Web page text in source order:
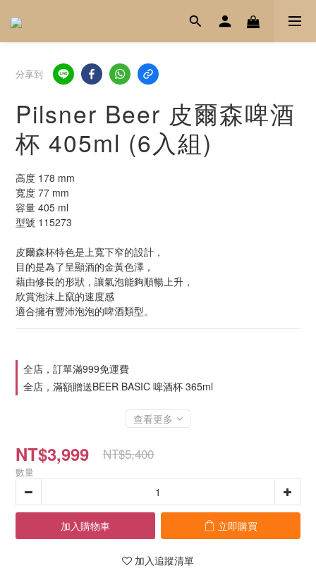
分享到
Pilsner Beer 皮爾森啤酒
杯 405ml (6入組)
高度 178 mm
寬度 77 mm
容量 405 ml
型號 115273
皮爾森杯特色是上寬下窄的設計，
目的是為了呈顯酒的金黃色澤，
藉由修長的形狀，讓氣泡能夠順暢上升，
欣賞泡沫上竄的速度感
適合擁有豐沛泡泡的啤酒類型。
全店，訂單滿999免運費
全店，滿額贈送BEER BASIC 啤酒杯 365ml
查看更多
NT$3,999 NT$5,400
數量
加入購物車 立即購買
加入追蹤清單